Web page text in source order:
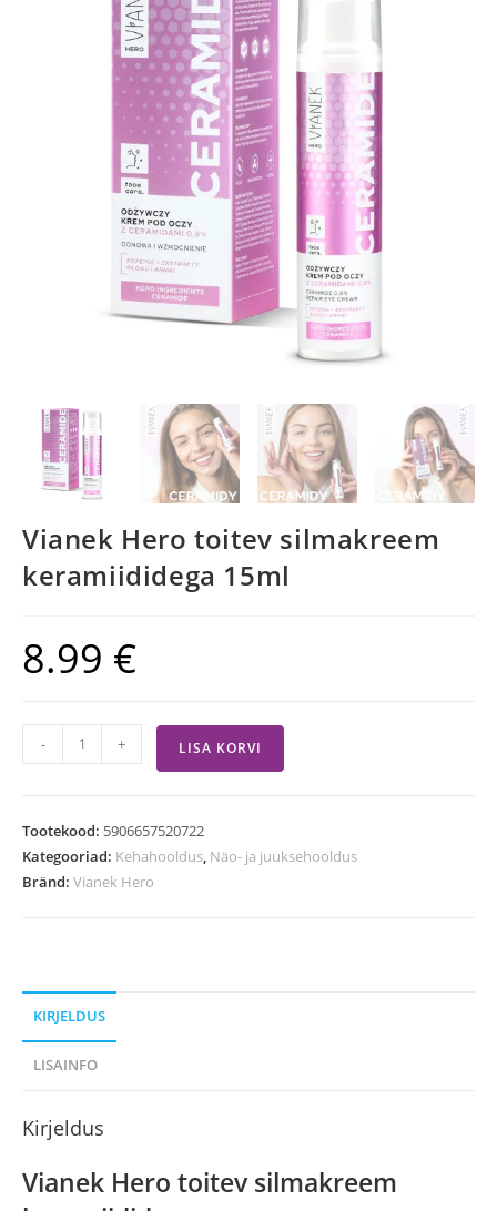
Vianek Hero toitev silmakreem
keramiididega 15ml
8.99 €
- + LISA KORVI
Tootekood: 5906657520722
Kategooriad: Kehahooldus, Näo- ja juuksehooldus
Bränd: Vianek Hero
KIRJELDUS
LISAINFO
Kirjeldus
Vianek Hero toitev silmakreem